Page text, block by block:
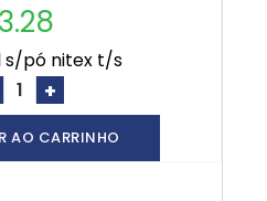
3.28
s/pó nitex t/s
+
AO CARRINHO